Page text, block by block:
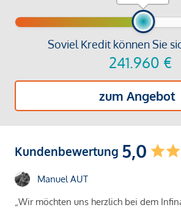
Soviel Kredit können Sie
241.960 €
zum Angebot
Kundenbewertung 5,0
Manuel AUT
„Wir möchten uns herzlich bei dem